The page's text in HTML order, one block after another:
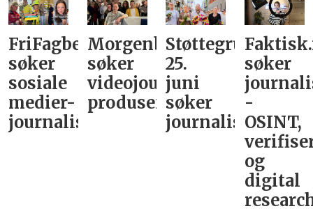
FriFagbevegelse
søker
sosiale
medier-
journalist
Morgenbladet
søker
videojournalist/podkast-
produsent
Støttegruppa
25.
juni
søker
journalist
søker
-
OSINT,
og
digital